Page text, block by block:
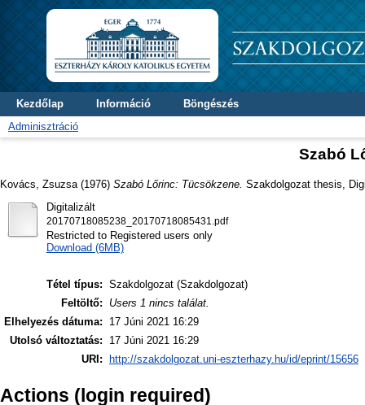
Kezdőlap Információ
Böngészés
Adminisztráció
Szabó
Kovács, Zsuzsa (1976) Szabó Lőrinc: Tücsökzene. Szakdolgozat thesis,
Digitalizált
20170718085238_20170718085431.pdf
Restricted to Registered users only
Download (6MB)
Tétel típus: Szakdolgozat (Szakdolgozat)
Feltöltő:
Users 1 nincs találat.
Elhelyezés dátuma:
17 Júni 2021 16:29
Utolsó változtatás:
17 Júni 2021 16:29
URI:
http://szakdolgozat.uni-eszterhazy.hu/id/eprint/15656
Actions (login required)